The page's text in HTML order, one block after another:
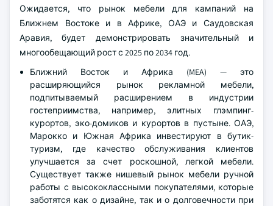
Ожидается, что рынок мебели для кампаний на
Ближнем Востоке и в Африке, ОАЭ и Саудовская
Аравия, будет демонстрировать значительный и
многообещающий рост с 2025 по 2034 год.
Ближний Восток и Африка (MEA) — это
расширяющийся рынок рекламной мебели,
подпитываемый расширением в индустрии
гостеприимства, например, элитных глэмпинг-
курортов, эко-домиков и курортов в пустыне. ОАЭ,
Марокко и Южная Африка инвестируют в бутик-
туризм, где качество обслуживания клиентов
улучшается за счет роскошной, легкой мебели.
Существует также нишевый рынок мебели ручной
работы с высококлассными покупателями, которые
заботятся как о дизайне, так и о долговечности при